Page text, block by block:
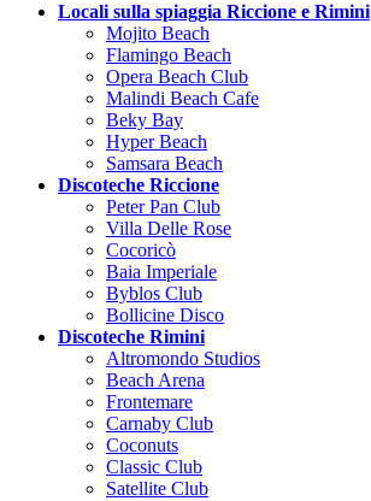
Locali sulla spiaggia Riccione e Rimini
Mojito Beach
Flamingo Beach
Opera Beach Club
Malindi Beach Cafe
Beky Bay
Hyper Beach
Samsara Beach
Discoteche Riccione
Peter Pan Club
Villa Delle Rose
Cocoricò
Baia Imperiale
Byblos Club
Bollicine Disco
Discoteche Rimini
Altromondo Studios
Beach Arena
Frontemare
Carnaby Club
Coconuts
Classic Club
Satellite Club